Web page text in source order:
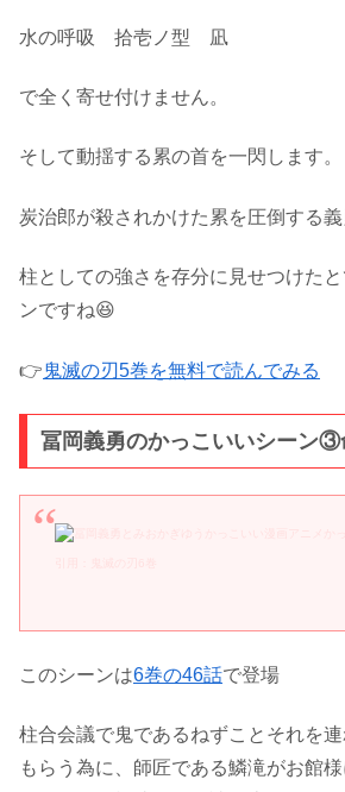
水の呼吸 拾壱ノ型 凪
で全く寄せ付けません。
そして動揺する累の首を一閃します。
炭治郎が殺されかけた累を圧倒する義
柱としての強さを存分に見せつけた
ンですね😆
👉鬼滅の刃5巻を無料で読んでみる
冨岡義勇のかっこいいシーン③
このシーンは6巻の46話で登場
柱合会議で鬼であるねずことそれを
もらう為に、師匠である鱗滝がお館